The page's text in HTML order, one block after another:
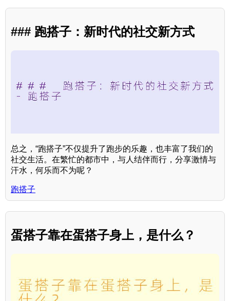
### 跑搭子：新时代的社交新方式
总之，“跑搭子”不仅提升了跑步的乐趣，也丰富了我们的
社交生活。在繁忙的都市中，与人结伴而行，分享激情与
汗水，何乐而不为呢？
跑搭子
蛋搭子靠在蛋搭子身上，是什么？